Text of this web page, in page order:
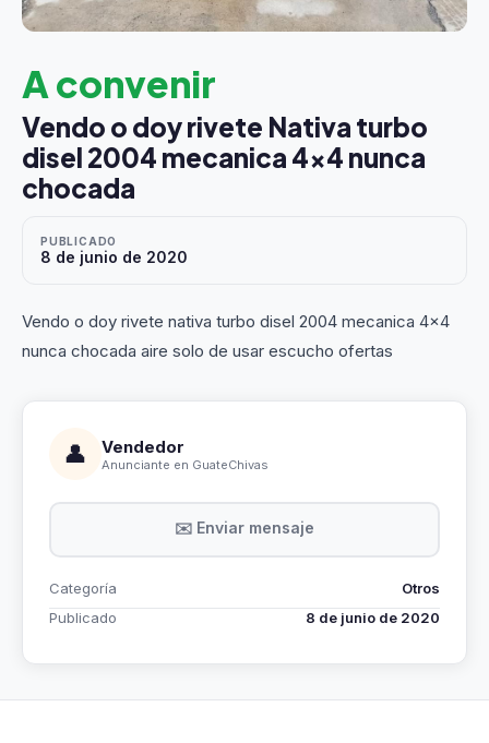
A convenir
Vendo o doy rivete Nativa turbo
disel 2004 mecanica 4x4 nunca
chocada
PUBLICADO
8 de junio de 2020
Vendo o doy rivete nativa turbo disel 2004 mecanica 4x4
nunca chocada aire solo de usar escucho ofertas
👤 Vendedor
Anunciante en GuateChivas
✉️ Enviar mensaje
Categoría
Otros
Publicado
8 de junio de 2020